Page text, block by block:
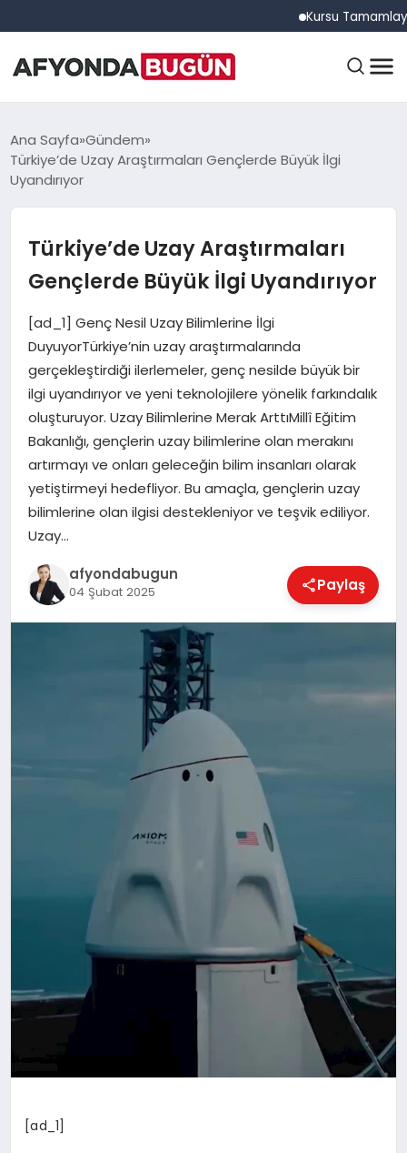
Kursu Tamamlayan
ANASAYFA
GÜNDEM
EĞITIM
DÜNYA
EKONOMI
MAGAZIN
SAĞLIK
SIYASET
Ana Sayfa Gündem
Türkiye’de Uzay Araştırmaları Gençlerde Büyük İlgi
Uyandırıyor
Türkiye’de Uzay Araştırmaları
Gençlerde Büyük İlgi Uyandırıyor
[ad_1] Genç Nesil Uzay Bilimlerine İlgi
DuyuyorTürkiye’nin uzay araştırmalarında
gerçekleştirdiği ilerlemeler, genç nesilde büyük bir
ilgi uyandırıyor ve yeni teknolojilere yönelik farkındalık
oluşturuyor. Uzay Bilimlerine Merak ArttıMillî Eğitim
Bakanlığı, gençlerin uzay bilimlerine olan merakını
artırmayı ve onları geleceğin bilim insanları olarak
yetiştirmeyi hedefliyor. Bu amaçla, gençlerin uzay
bilimlerine olan ilgisi destekleniyor ve teşvik ediliyor.
Uzay…
afyondabugun
04 Şubat 2025 Paylaş
[ad_1]